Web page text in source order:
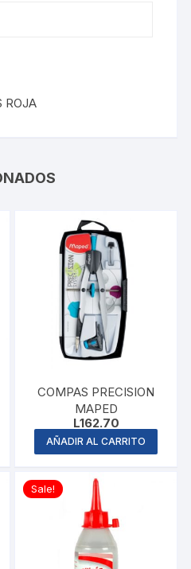
ROJA
COMPAS PRECISION
MAPED
L162.70
AÑADIR AL CARRITO
Sale!